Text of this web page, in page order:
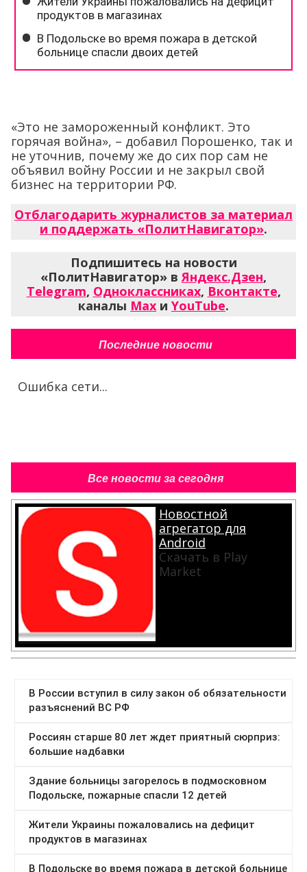
«Это не замороженный конфликт. Это
горячая война», – добавил Порошенко, так и
не уточнив, почему же до сих пор сам не
объявил войну России и не закрыл свой
бизнес на территории РФ.
Отблагодарить журналистов за материал
и поддержать «ПолитНавигатор».
Подпишитесь на новости
«ПолитНавигатор» вЯндекс.Дзен,
Telegram, Одноклассниках, Вконтакте,
каналы Max и YouTube.
Последние новости
Ошибка сети...
Все новости за сегодня
Новостной
агрегатор для
Android
Скачать в Play
Market